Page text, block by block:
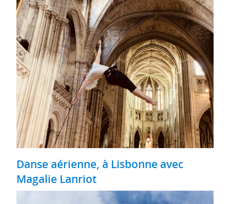
Danse aérienne, à Lisbonne avec
Magalie Lanriot